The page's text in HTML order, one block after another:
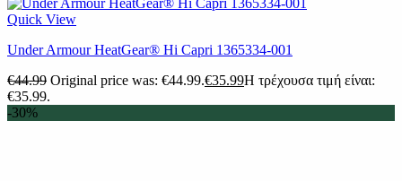
Quick View
Under Armour HeatGear® Hi Capri 1365334-001
€44.99 Original price was: €44.99.€35.99Η τρέχουσα τιμή είναι:
€35.99.
-30%